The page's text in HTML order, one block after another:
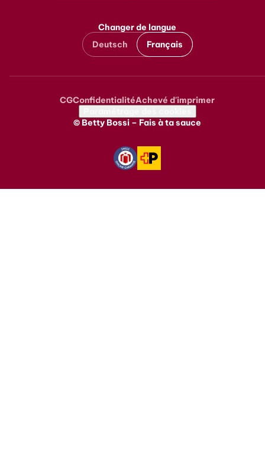
Changer de langue
Deutsch
Français
Metanavigation
CGConfidentialitéAchevé d'imprimer
© Betty Bossi – Fais à ta sauce